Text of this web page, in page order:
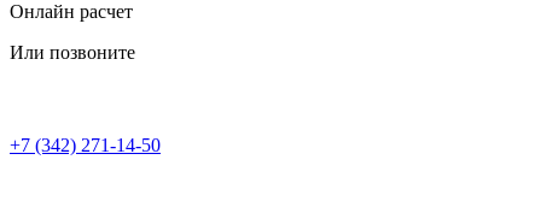
Онлайн расчет
Или позвоните
+7 (342) 271-14-50